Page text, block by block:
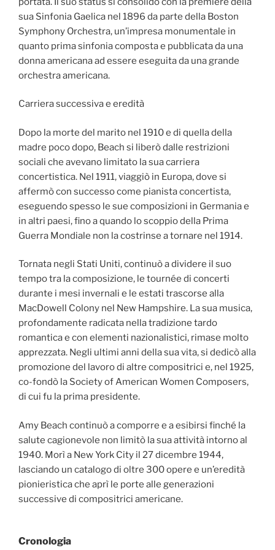
sua Sinfonia Gaelica nel 1896 da parte della Boston
Symphony Orchestra, un’impresa monumentale in
quanto prima sinfonia composta e pubblicata da una
donna americana ad essere eseguita da una grande
orchestra americana.
Carriera successiva e eredità
Dopo la morte del marito nel 1910 e di quella della
madre poco dopo, Beach si liberò dalle restrizioni
sociali che avevano limitato la sua carriera
concertistica. Nel 1911, viaggiò in Europa, dove si
affermò con successo come pianista concertista,
eseguendo spesso le sue composizioni in Germania e
in altri paesi, fino a quando lo scoppio della Prima
Guerra Mondiale non la costrinse a tornare nel 1914.
Tornata negli Stati Uniti, continuò a dividere il suo
tempo tra la composizione, le tournée di concerti
durante i mesi invernali e le estati trascorse alla
MacDowell Colony nel New Hampshire. La sua musica,
profondamente radicata nella tradizione tardo
romantica e con elementi nazionalistici, rimase molto
apprezzata. Negli ultimi anni della sua vita, si dedicò alla
promozione del lavoro di altre compositrici e, nel 1925,
co-fondò la Society of American Women Composers,
di cui fu la prima presidente.
Amy Beach continuò a comporre e a esibirsi finché la
salute cagionevole non limitò la sua attività intorno al
1940. Morì a New York City il 27 dicembre 1944,
lasciando un catalogo di oltre 300 opere e un’eredità
pionieristica che aprì le porte alle generazioni
successive di compositrici americane.
Cronologia